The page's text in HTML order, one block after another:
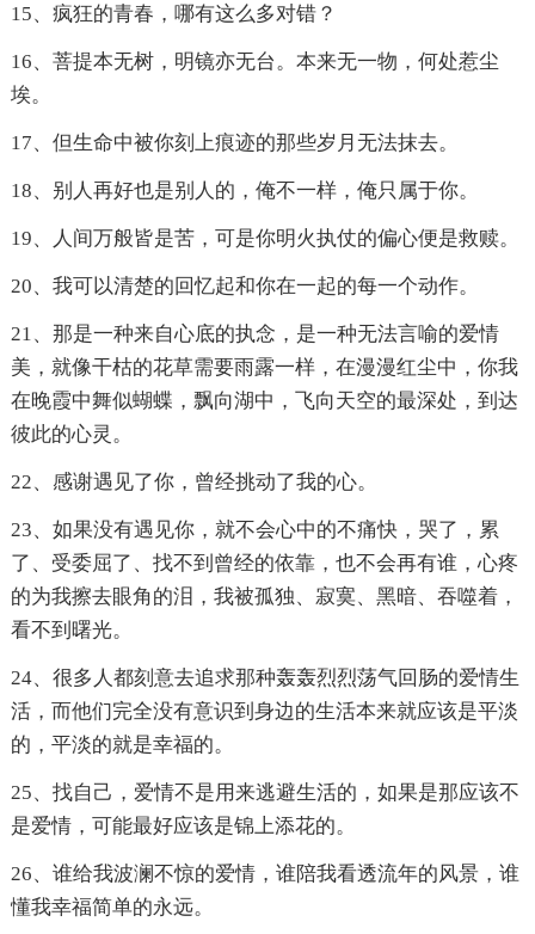
15、疯狂的青春，哪有这么多对错？
16、菩提本无树，明镜亦无台。本来无一物，何处惹尘
埃。
17、但生命中被你刻上痕迹的那些岁月无法抹去。
18、别人再好也是别人的，俺不一样，俺只属于你。
19、人间万般皆是苦，可是你明火执仗的偏心便是救赎。
20、我可以清楚的回忆起和你在一起的每一个动作。
21、那是一种来自心底的执念，是一种无法言喻的爱情
美，就像干枯的花草需要雨露一样，在漫漫红尘中，你我
在晚霞中舞似蝴蝶，飘向湖中，飞向天空的最深处，到达
彼此的心灵。
22、感谢遇见了你，曾经挑动了我的心。
23、如果没有遇见你，就不会心中的不痛快，哭了，累
了、受委屈了、找不到曾经的依靠，也不会再有谁，心疼
的为我擦去眼角的泪，我被孤独、寂寞、黑暗、吞噬着，
看不到曙光。
24、很多人都刻意去追求那种轰轰烈烈荡气回肠的爱情生
活，而他们完全没有意识到身边的生活本来就应该是平淡
的，平淡的就是幸福的。
25、找自己，爱情不是用来逃避生活的，如果是那应该不
是爱情，可能最好应该是锦上添花的。
26、谁给我波澜不惊的爱情，谁陪我看透流年的风景，谁
懂我幸福简单的永远。